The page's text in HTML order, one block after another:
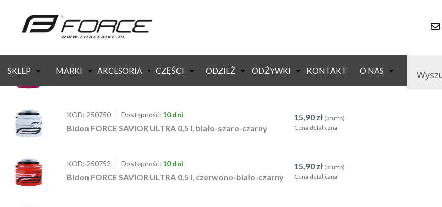
SKLEP MARKI AKCESORIA CZĘŚCI ODZIEŻ ODŻYWKI KONTAKT O NAS
10 dni 19,90zł (brutto)
KOD: 250750 Dostępność: 10 dni
Bidon FORCE SAVIOR ULTRA 0,5 l, biało-szaro-czarny
15,90 zł (brutto)
Cena detaliczna
KOD: 250752 Dostępność: 10 dni
Bidon FORCE SAVIOR ULTRA 0,5 l, czerwono-biało-czarny
15,90 zł (brutto)
Cena detaliczna